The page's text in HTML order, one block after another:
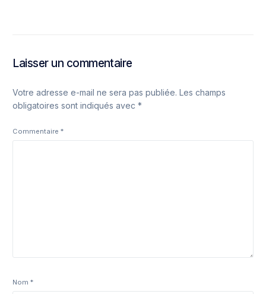
Laisser un commentaire
Votre adresse e-mail ne sera pas publiée. Les champs
obligatoires sont indiqués avec*
Commentaire*
Nom*